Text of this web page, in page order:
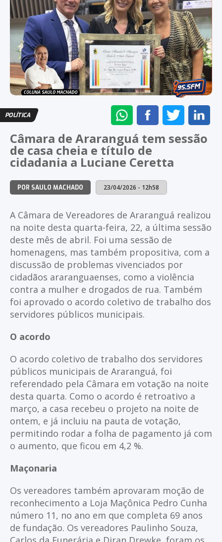
POLÍTICA
ENVIAR
NO
WHATSAPP
COMPARTILHAR
NO
FACEBOOK
NO
TWITTER
Câmara de Araranguá tem sessão
de casa cheia e título de
cidadania a Luciane Ceretta
POR SAULO MACHADO 23/04/2026 - 12h58
A Câmara de Vereadores de Araranguá realizou
na noite desta quarta-feira, 22, a última sessão
deste mês de abril. Foi uma sessão de
homenagens, mas também propositiva, com a
discussão de problemas vivenciados por
cidadãos araranguaenses, como a violência
contra a mulher e drogados de rua. Também
foi aprovado o acordo coletivo de trabalho dos
servidores públicos municipais.
O acordo
O acordo coletivo de trabalho dos servidores
públicos municipais de Araranguá, foi
referendado pela Câmara em votação na noite
desta quarta. Como o acordo é retroativo a
março, a casa recebeu o projeto na noite de
ontem, e já incluiu na pauta de votação,
permitindo rodar a folha de pagamento já com
o aumento, que ficou em 4,2 %.
Maçonaria
Os vereadores também aprovaram moção de
reconhecimento a Loja Maçônica Pedro Cunha
número 11, no ano em que completa 69 anos
de fundação. Os vereadores Paulinho Souza,